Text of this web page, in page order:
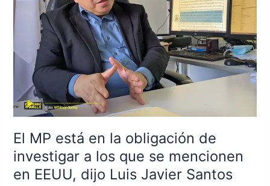
El MP está en la obligación de
investigar a los que se mencionen
en EEUU, dijo Luis Javier Santos
la
obligación
de
investigar
los
que
se
en
EEUU,
Luis